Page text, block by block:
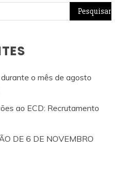
o mês de agosto
ao ECD: Recrutamento
DE 6 DE NOVEMBRO